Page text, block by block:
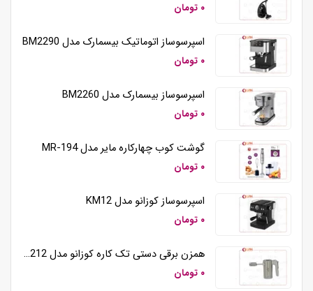
۰ تومان
اسپرسوساز اتوماتیک بیسمارک مدل BM2290
۰ تومان
اسپرسوساز بیسمارک مدل BM2260
۰ تومان
گوشت کوب چهارکاره مایر مدل MR-194
۰ تومان
اسپرسوساز کوزانو مدل KM12
۰ تومان
همزن برقی دستی تک کاره کوزانو مدل HM212
۰ تومان